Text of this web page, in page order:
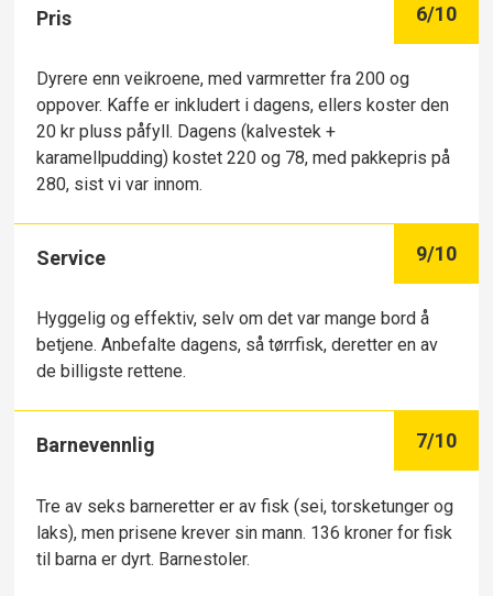
Pris 6/10
Dyrere enn veikroene, med varmretter fra 200 og
oppover. Kaffe er inkludert i dagens, ellers koster den
20 kr pluss påfyll. Dagens (kalvestek +
karamellpudding) kostet 220 og 78, med pakkepris på
280, sist vi var innom.
Service 9/10
Hyggelig og effektiv, selv om det var mange bord å
betjene. Anbefalte dagens, så tørrfisk, deretter en av
de billigste rettene.
Barnevennlig 7/10
Tre av seks barneretter er av fisk (sei, torsketunger og
laks), men prisene krever sin mann. 136 kroner for fisk
til barna er dyrt. Barnestoler.